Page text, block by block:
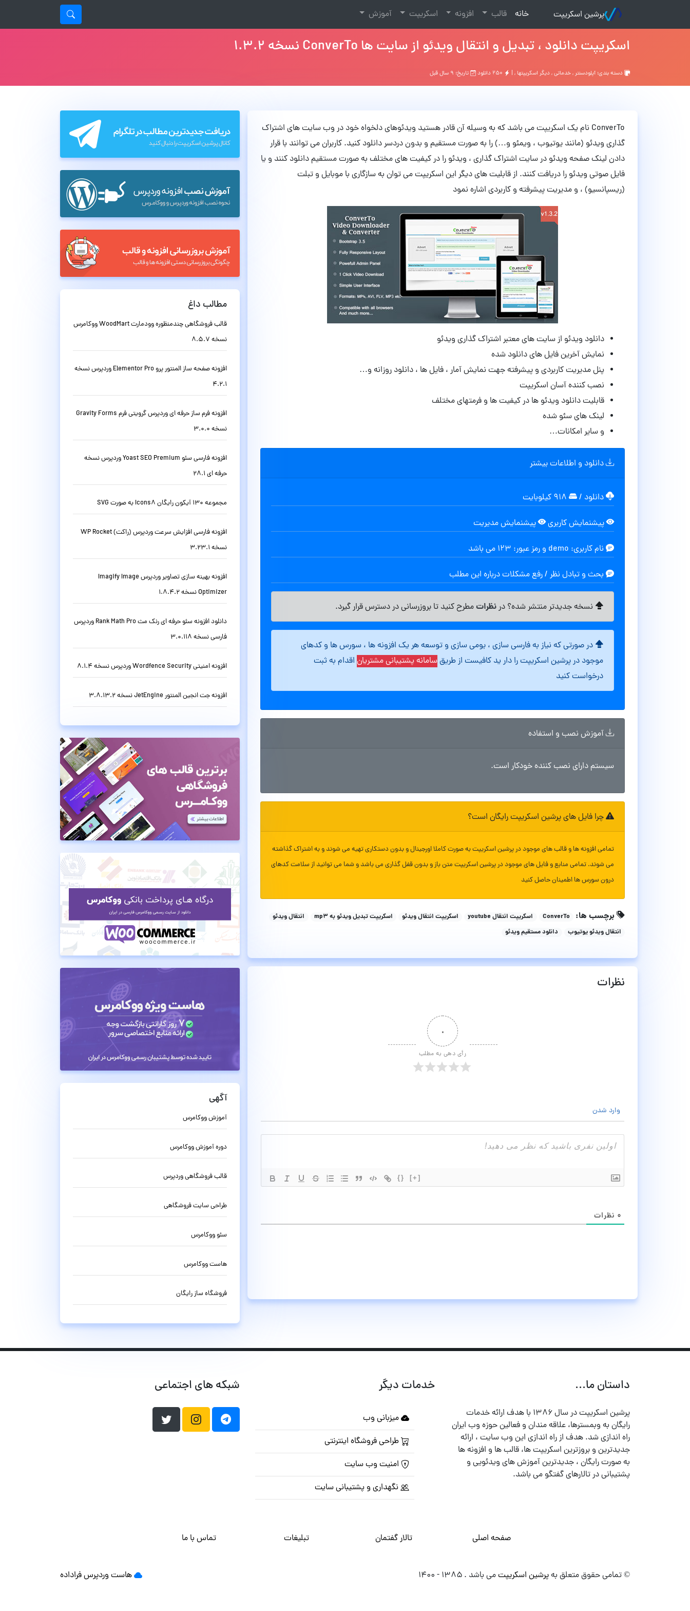
پرشین اسکریپت خانه
(current) قالب افزونه اسکریپت آموزش
اسکریپت دانلود ، تبدیل و انتقال ویدئو از سایت ها ConverTo نسخه 1.3.2
دسته بندی: آپلودسنتر,خدماتی, ديگر اسكريپتها, | تاریخ: ۹ سال قبل
ConverTo نام یک اسکریپت می باشد که به وسیله آن قادر هستید ویدئوهای دلخواه خود در وب سایت های اشتراک
گذاری ویدئو (مانند یوتیوب ، ویمئو و…) را به صورت مستقیم و بدون دردسر دانلود کنید. کاربران می توانند با قرار
دادن لینک صفحه ویدئو در سایت اشتراک گذاری ، ویدئو را در کیفیت های مختلف به صورت مستقیم دانلود کنند و یا
فایل صوتی ویدئو را دریافت کنند. از قابلیت های دیگر این اسکریپت می توان به سازگاری با موبایل و تبلت
(ریسپانسیو) ، و مدیریت پیشرفته و کاربردی اشاره نمود
دانلود ویدئو از سایت های معتبر اشتراک گذاری ویدئو
نمایش آخرین فایل های دانلود شده
پنل مدیریت کاربردی و پیشرفته جهت نمایش آمار ، فایل ها ، دانلود روزانه و…
نصب کننده آسان اسکریپت
قابلیت دانلود ویدئو ها در کیفیت ها و فرمتهای مختلف
لینک های سئو شده
و سایر امکانات…
دانلود و اطلاعات بیشتر
دانلود /
پیشنمایش کاربری پیشنمایش مدیریت
نام کاربری: demo و رمز عبور: 123 می باشد
بحث و تبادل نظر / رفع مشکلات درباره این مطلب
نسخه جدیدتر منتشر شده؟ درنظراتمطرح کنید تا بروزرسانی در دسترس قرار گیرد.
در صورتی که نیاز به فارسی سازی ، بومی سازی و توسعه هر یک افزونه ها ، سورس ها و کدهای
موجود در پرشین اسکریپت را دار ید کافیست از طریقسامانه پشتیبانی مشتریان اقدام به ثبت
درخواست کنید
آموزش نصب و استفاده
سیستم دارای نصب کننده خودکار است.
چرا فایل های پرشین اسکریپت رایگان است؟
تمامی افزونه ها و قالب های موجود در پرشین اسکریپت به صورت کاملا اورجینال و بدون دستکاری تهیه می شوند و به اشتراک گذاشته
می شوند. تمامی منابع و فایل های موجود در پرشین اسکریپت متن باز و بدون قفل گذاری می باشد و شما می توانید از سلامت کدهای
درون سورس ها اطمینان حاصل کنید
برچسب ها: ConverTo اسکریپت انتقال youtube اسکریپت انتقال ویدئو اسکریپت تبدیل ویدئو به mp3
انتقال ویدئو
انتقال ویدئو یوتیوب
دانلود مستقیم ویدئو
نظرات
۰
رأی دهی به مطلب
وارد شدن
{} [+]
۰ نظرات
مطالب داغ
قالب فروشگاهی چندمنظوره وودمارت WoodMart ووکامرس
نسخه 8.5.7
افزونه صفحه ساز المنتور پرو Elementor Pro وردپرس نسخه
4.2.1
افزونه فرم ساز حرفه ای وردپرس گرویتی فرم Gravity Forms
نسخه 3.0.0
افزونه فارسی سئو Yoast SEO Premium وردپرس نسخه
حرفه ای 28.1
مجموعه 130 آیکون رایگان Icons8 به صورت SVG
افزونه فارسی افزایش سرعت وردپرس (راکت) WP Rocket
نسخه 3.23.1
افزونه بهینه سازی تصاویر وردپرس Imagify Image
Optimizer نسخه 1.8.4.2
دانلود افزونه سئو حرفه ای رنک مث Rank Math Pro وردپرس
فارسی نسخه 3.0.118
افزونه امنیتی Wordfence Security وردپرس نسخه 8.1.4
افزونه جت انجین المنتور JetEngine نسخه 3.8.13.2
آگهی
آموزش ووکامرس
دوره آموزش ووکامرس
قالب فروشگاهی وردپرس
طراحی سایت فروشگاهی
سئو ووکامرس
هاست ووکامرس
فروشگاه ساز رایگان
داستان ما...
پرشین اسکریپت در سال ۱۳۸۶ با هدف ارائه خدمات
رایگان به وبمسترها، علاقه مندان و فعالین حوزه وب ایران
راه اندازی شد. هدف از راه اندازی این وب سایت ، ارائه
جدیدترین و بروزترین اسکریپت ها، قالب ها و افزونه ها
به صورت رایگان ، جدیدترین آموزش های ویدئویی و
پشتیبانی در تالارهای گفتگو می باشد.
خدمات دیگر
میزبانی وب
طراحی فروشگاه اینترنتی
امنیت وب سایت
نگهداری و پشتیبانی سایت
شبکه های اجتماعی
صفحه اصلی تالار گفتمان تبلیغات تماس با ما
© تمامی حقوق متعلق بهپرشین اسکریپتمی باشد . ۱۳۸۵ - ۱۴۰۰ هاست وردپرسفراداده